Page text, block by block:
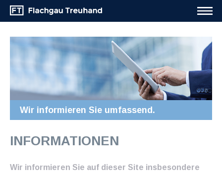
Wir informieren Sie umfassend.
INFORMATIONEN
Wir informieren Sie auf dieser Site insbesondere